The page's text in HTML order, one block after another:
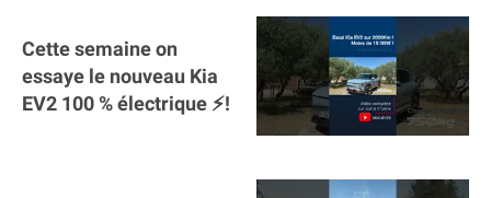
Cette semaine on
essaye le nouveau Kia
EV2 100 % électrique ⚡️!